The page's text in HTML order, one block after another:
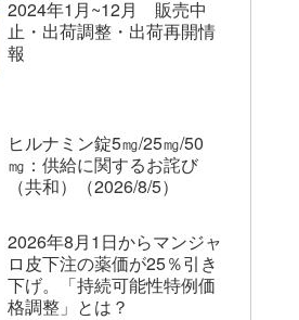
2024年1月~12月 販売中
止・出荷調整・出荷再開情
報
ヒルナミン錠5㎎/25㎎/50
㎎：供給に関するお詫び
（共和）（2026/8/5）
2026年8月1日からマンジャ
ロ皮下注の薬価が25％引き
下げ。「持続可能性特例価
格調整」とは？